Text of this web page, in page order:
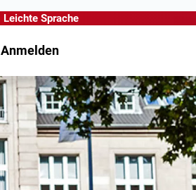
Leichte Sprache
Anmelden